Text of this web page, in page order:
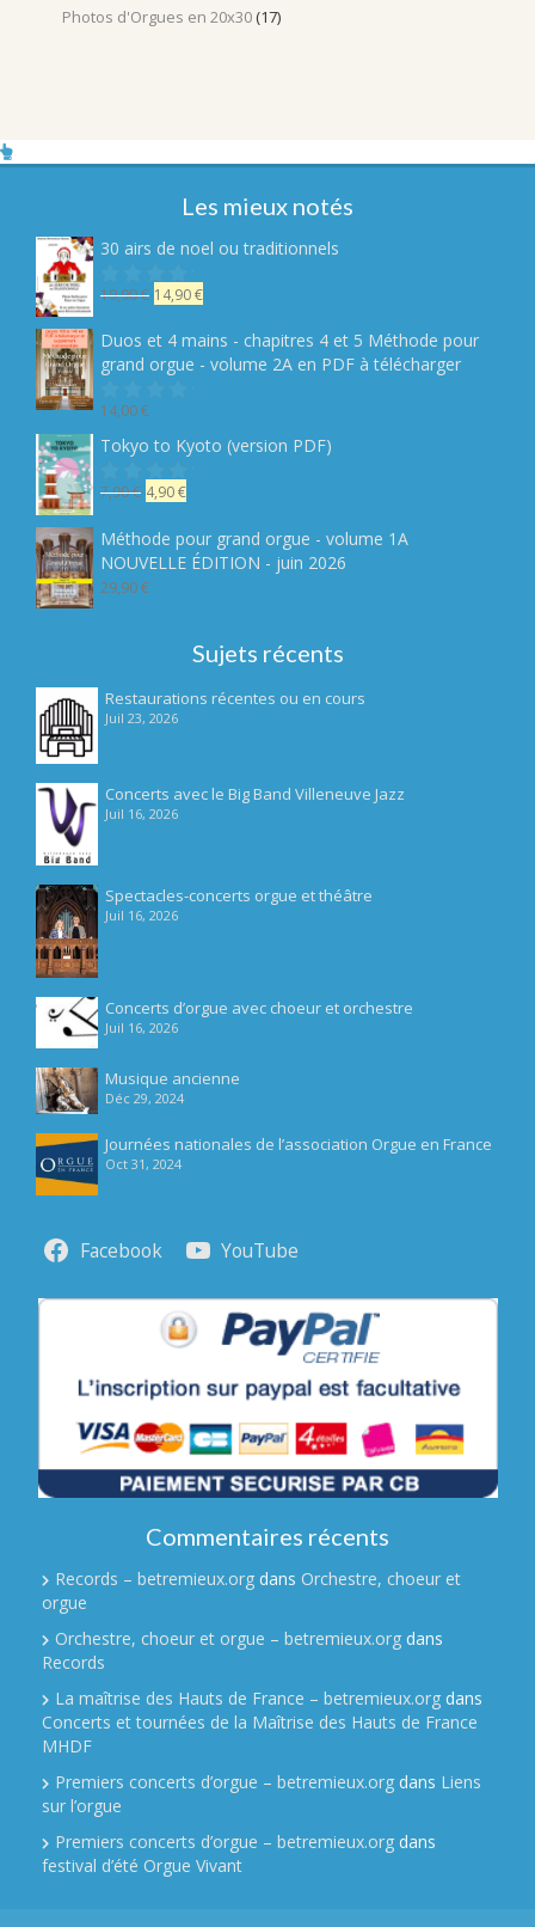
Photos d'Orgues en 20x30 (17)
Les mieux notés
30 airs de noel ou traditionnels
Notesur
5
19,90€ Le
initial
était :
19,90 €.
14,90€Le
actuel
est :
Duos et 4 mains - chapitres 4 et 5 Méthode pour
grand orgue - volume 2A en PDF à télécharger
Note
5
14,00€
Tokyo to Kyoto (version PDF)
Notesur
5
7,90€ Le
initial
était :
7,90 €.
4,90€Le
actuel
est :
Méthode pour grand orgue - volume 1A
NOUVELLE ÉDITION - juin 2026
29,90€
Sujets récents
Restaurations récentes ou en cours
Juil 23, 2026
Concerts avec le Big Band Villeneuve Jazz
Juil 16, 2026
Spectacles-concerts orgue et théâtre
Juil 16, 2026
Concerts d’orgue avec choeur et orchestre
Juil 16, 2026
Musique ancienne
Déc 29, 2024
Journées nationales de l’association Orgue en France
Oct 31, 2024
Facebook YouTube
Commentaires récents
Records – betremieux.org dans Orchestre, choeur et
orgue
Orchestre, choeur et orgue – betremieux.org dans
Records
La maîtrise des Hauts de France – betremieux.org dans
Concerts et tournées de la Maîtrise des Hauts de France
MHDF
Premiers concerts d’orgue – betremieux.org dans Liens
sur l’orgue
Premiers concerts d’orgue – betremieux.org dans
festival d’été Orgue Vivant